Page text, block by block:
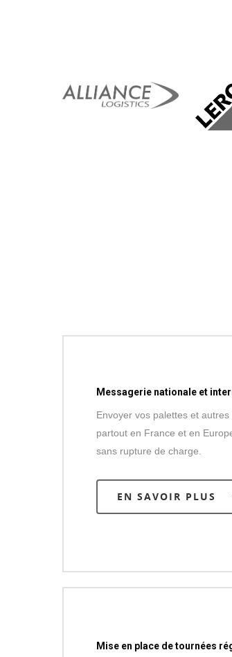
Messagerie nationale et
Envoyer vos palettes et autres
partout en France et en
sans rupture de charge.
EN SAVOIR PLUS
Mise en place de tournées